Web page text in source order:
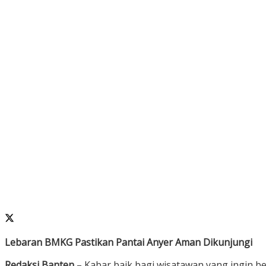
Lebaran BMKG Pastikan Pantai Anyer Aman Dikunjungi